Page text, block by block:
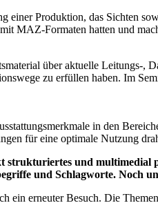
Produktion, das Sichten
MAZ-Formaten hatten und
über aktuelle Leitungs-,
zu erfüllen haben. Im
in den
für eine optimale Nutzung
und
und Schlagworte. Noch
ein erneuter Besuch. Die